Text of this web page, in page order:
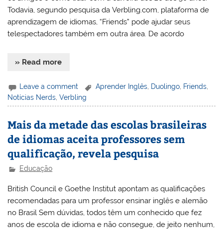
Todavia, segundo pesquisa da Verbling.com, plataforma de
aprendizagem de idiomas, “Friends” pode ajudar seus
telespectadores também em outra área. De acordo
» Read more
Leave a comment Aprender Inglês Duolingo Friends
Notícias Nerds ,Verbling
Mais da metade das escolas brasileiras
de idiomas aceita professores sem
qualificação, revela pesquisa
Educação
British Council e Goethe Institut apontam as qualificações
recomendadas para um professor ensinar inglês e alemão
no Brasil Sem dúvidas, todos têm um conhecido que fez
anos de escola de idioma e não consegue, de jeito nenhum,